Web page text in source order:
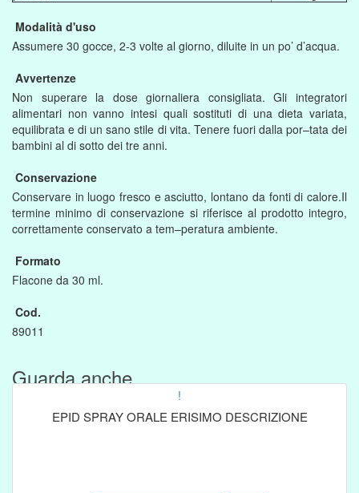
Modalità d'uso
Assumere 30 gocce, 2-3 volte al giorno, diluite in un po’ d’acqua.
Avvertenze
Non superare la dose giornaliera consigliata. Gli integratori
alimentari non vanno intesi quali sostituti di una dieta variata,
equilibrata e di un sano stile di vita. Tenere fuori dalla por–tata dei
bambini al di sotto dei tre anni.
Conservazione
Conservare in luogo fresco e asciutto, lontano da fonti di calore.Il
termine minimo di conservazione si riferisce al prodotto integro,
correttamente conservato a tem–peratura ambiente.
Formato
Flacone da 30 ml.
Cod.
89011
Guarda anche....
!
EPID SPRAY ORALE ERISIMO DESCRIZIONE